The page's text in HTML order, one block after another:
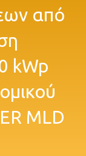
από
kWp
MLD